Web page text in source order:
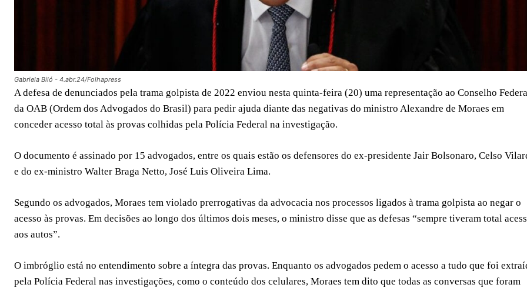
Gabriela Biló - 4.abr.24/Folhapress
A defesa de denunciados pela trama golpista de 2022 enviou nesta quinta-feira (20) uma representação ao Conselho
da OAB (Ordem dos Advogados do Brasil) para pedir ajuda diante das negativas do ministro Alexandre de Moraes em
conceder acesso total às provas colhidas pela Polícia Federal na investigação.
O documento é assinado por 15 advogados, entre os quais estão os defensores do ex-presidente Jair Bolsonaro, Celso
e do ex-ministro Walter Braga Netto, José Luis Oliveira Lima.
Segundo os advogados, Moraes tem violado prerrogativas da advocacia nos processos ligados à trama golpista ao negar o
acesso às provas. Em decisões ao longo dos últimos dois meses, o ministro disse que as defesas “sempre tiveram total
aos autos”.
O imbróglio está no entendimento sobre a íntegra das provas. Enquanto os advogados pedem o acesso a tudo que foi
pela Polícia Federal nas investigações, como o conteúdo dos celulares, Moraes tem dito que todas as conversas que foram